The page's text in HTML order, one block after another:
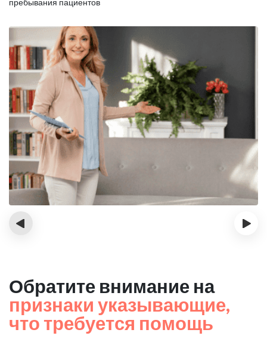
пребывания пациентов
‹ ›
Обратите внимание на
признаки указывающие,
что требуется помощь